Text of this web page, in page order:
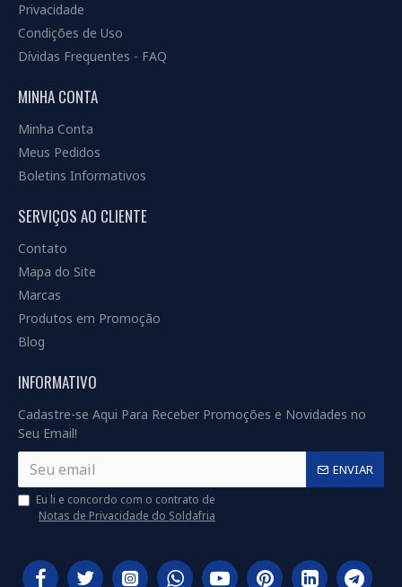
Privacidade
Condições de Uso
Dívidas Frequentes - FAQ
MINHA CONTA
Minha Conta
Meus Pedidos
Boletins Informativos
SERVIÇOS AO CLIENTE
Contato
Mapa do Site
Marcas
Produtos em Promoção
Blog
INFORMATIVO
Cadastre-se Aqui Para Receber Promoções e Novidades no
Seu Email!
ENVIAR
Eu li e concordo com o contrato de
Notas de Privacidade do Soldafria